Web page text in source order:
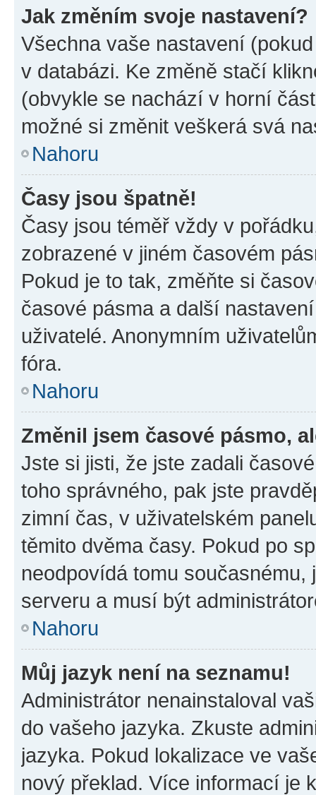
Jak změním svoje nastavení?
Všechna vaše nastavení
v databázi. Ke změně stačí
(obvykle se nachází v horní
možné si změnit veškerá svá
Nahoru
Časy jsou špatně!
Časy jsou téměř vždy v
zobrazené v jiném časovém
Pokud je to tak, změňte si
časové pásma a další
uživatelé. Anonymním
fóra.
Nahoru
Změnil jsem časové pásmo,
Jste si jisti, že jste zadali
toho správného, pak jste
zimní čas, v uživatelském
těmito dvěma časy. Pokud po
neodpovídá tomu
serveru a musí být
Nahoru
Můj jazyk není na seznamu!
Administrátor nenainstaloval
do vašeho jazyka. Zkuste
jazyka. Pokud lokalizace ve
nový překlad. Více informací je